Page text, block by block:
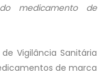
medicamento de
Vigilância Sanitária
de marca